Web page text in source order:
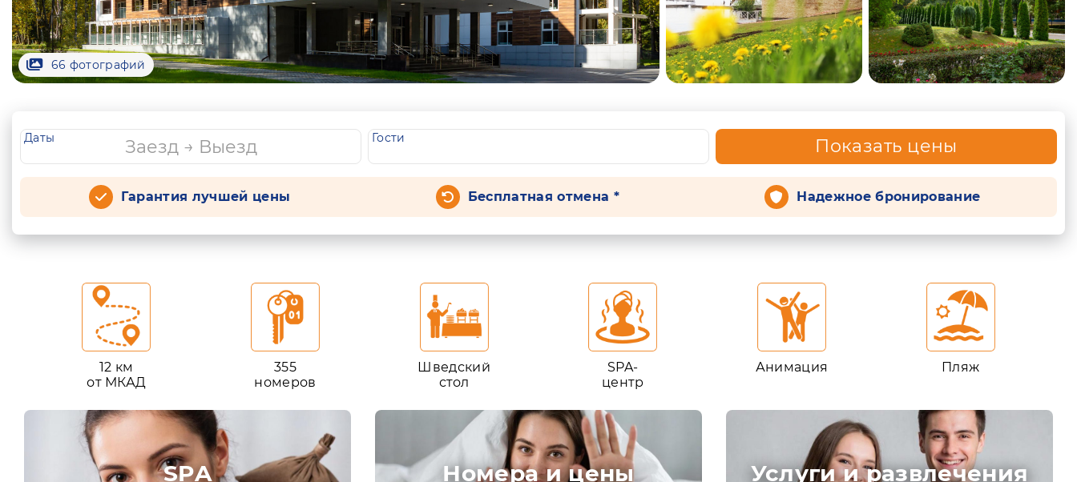
66 фотографий
Даты Гости Показать цены
Гарантия лучшей цены Бесплатная отмена * Надежное бронирование
12 км
от МКАД
355
номеров
Шведский
стол
SPA-
центр
Анимация Пляж
SPA Номера и цены Услуги и развлечения